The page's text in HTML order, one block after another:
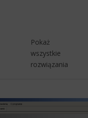
Pokaż
wszystkie
rozwiązania